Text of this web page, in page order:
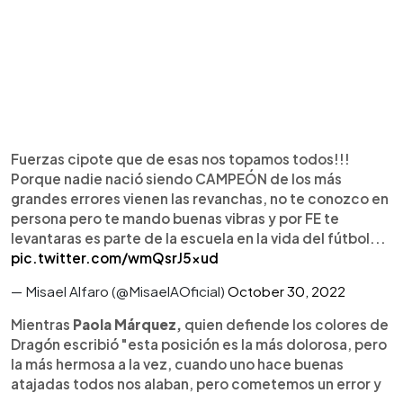
Fuerzas cipote que de esas nos topamos todos!!!
Porque nadie nació siendo CAMPEÓN de los más
grandes errores vienen las revanchas, no te conozco en
persona pero te mando buenas vibras y por FE te
levantaras es parte de la escuela en la vida del fútbol...
pic.twitter.com/wmQsrJ5xud
— Misael Alfaro (@MisaelAOficial) October 30, 2022
Mientras Paola Márquez, quien defiende los colores de
Dragón escribió "esta posición es la más dolorosa, pero
la más hermosa a la vez, cuando uno hace buenas
atajadas todos nos alaban, pero cometemos un error y